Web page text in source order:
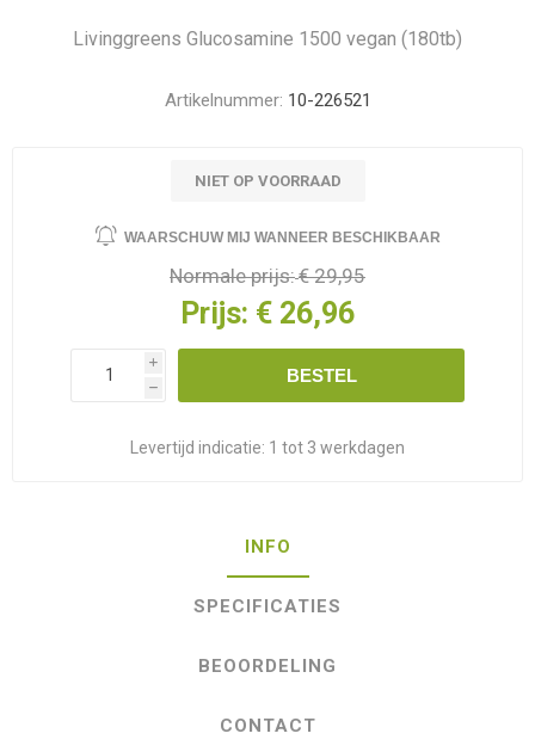
Livinggreens Glucosamine 1500 vegan (180tb)
Artikelnummer: 10-226521
NIET OP VOORRAAD
WAARSCHUW MIJ WANNEER BESCHIKBAAR
Normale prijs:€ 29,95
Prijs: € 26,96
i
h
BESTEL
Levertijd indicatie: 1 tot 3 werkdagen
INFO
SPECIFICATIES
BEOORDELING
CONTACT